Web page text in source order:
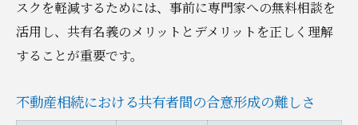
スクを軽減するためには、事前に専門家への無料相談を
活用し、共有名義のメリットとデメリットを正しく理解
することが重要です。
不動産相続における共有者間の合意形成の難しさ